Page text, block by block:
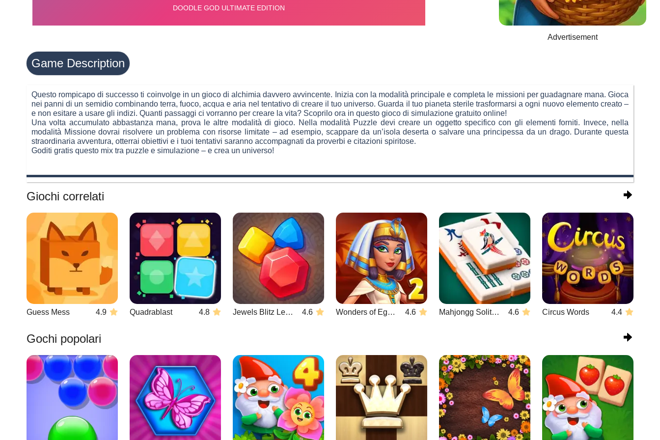
Advertisement
Game Description
Questo rompicapo di successo ti coinvolge in un gioco di alchimia davvero avvincente. Inizia con la modalità principale e completa le missioni per guadagnare mana. Gioca
nei panni di un semidio combinando terra, fuoco, acqua e aria nel tentativo di creare il tuo universo. Guarda il tuo pianeta sterile trasformarsi a ogni nuovo elemento creato –
e non esitare a usare gli indizi. Quanti passaggi ci vorranno per creare la vita? Scoprilo ora in questo gioco di simulazione gratuito online!
Una volta accumulato abbastanza mana, prova le altre modalità di gioco. Nella modalità Puzzle devi creare un oggetto specifico con gli elementi forniti. Invece, nella
modalità Missione dovrai risolvere un problema con risorse limitate – ad esempio, scappare da un’isola deserta o salvare una principessa da un drago. Durante questa
straordinaria avventura, otterrai obiettivi e i tuoi tentativi saranno accompagnati da proverbi e citazioni spiritose.
Goditi gratis questo mix tra puzzle e simulazione – e crea un universo!
Giochi correlati
Guess Mess 4.9 Quadrablast 4.8 Jewels Blitz Legends 4.6 Wonders of Egypt Match 2 4.6 Mahjongg Solitaire 4.6 Circus Words 4.4
Gochi popolari